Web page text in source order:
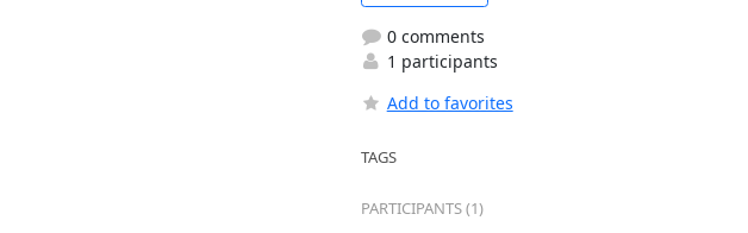
0 comments
1 participants
Add to favorites
TAGS
PARTICIPANTS (1)